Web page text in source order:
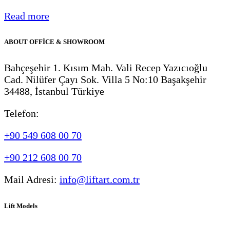
Read more
ABOUT OFFİCE & SHOWROOM
Bahçeşehir 1. Kısım Mah. Vali Recep Yazıcıoğlu
Cad. Nilüfer Çayı Sok. Villa 5 No:10 Başakşehir
34488, İstanbul Türkiye
Telefon:
+90 549 608 00 70
+90 212 608 00 70
Mail Adresi: info@liftart.com.tr
Lift Models